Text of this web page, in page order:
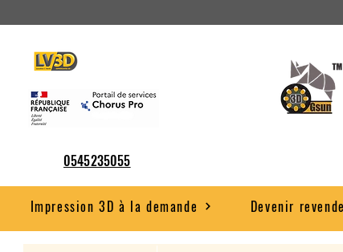
0545235055
Impression 3D à la demande Devenir